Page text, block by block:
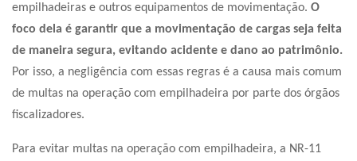
empilhadeiras e outros equipamentos de movimentação. O
foco dela é garantir que a movimentação de cargas seja feita
de maneira segura, evitando acidente e dano ao patrimônio.
Por isso, a negligência com essas regras é a causa mais comum
de multas na operação com empilhadeira por parte dos órgãos
fiscalizadores.
Para evitar multas na operação com empilhadeira, a NR-11